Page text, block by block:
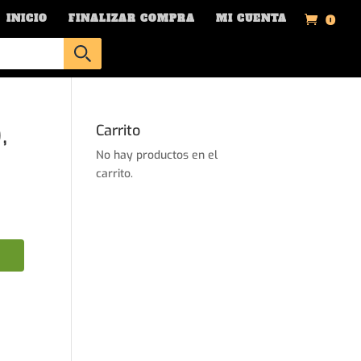
INICIO FINALIZAR COMPRA MI CUENTA 0
Carrito
No hay productos en el
carrito.